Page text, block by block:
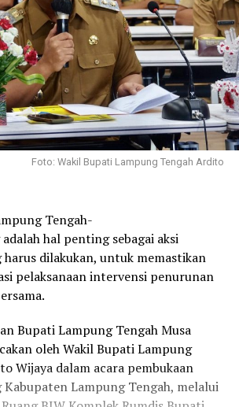
Foto: Wakil Bupati Lampung Tengah Ardito
Tengah-
hal penting sebagai aksi
harus dilakukan, untuk memastikan
pelaksanaan intervensi penurunan
Bupati Lampung Tengah Musa
oleh Wakil Bupati Lampung
Wijaya dalam acara pembukaan
Lampung Tengah, melalui